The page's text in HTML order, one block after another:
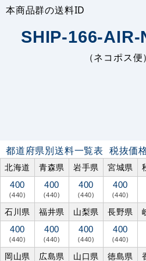
本商品群の送料ID
SHIP-166-
（ネコポス便）
都道府県別送料一覧表 税抜価
北海道
青森県 岩手県 宮城県
400
(440)
400
(440)
400
(440)
400
(440)
石川県 福井県 山梨県 長野県
400
(440)
400
(440)
400
(440)
400
(440)
岡山県 広島県 山口県 徳島県